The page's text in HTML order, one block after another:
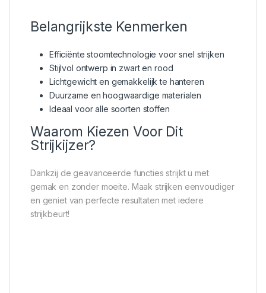
Belangrijkste Kenmerken
Efficiënte stoomtechnologie voor snel strijken
Stijlvol ontwerp in zwart en rood
Lichtgewicht en gemakkelijk te hanteren
Duurzame en hoogwaardige materialen
Ideaal voor alle soorten stoffen
Waarom Kiezen Voor Dit
Strijkijzer?
Dankzij de geavanceerde functies strijkt u met
gemak en zonder moeite. Maak strijken eenvoudiger
en geniet van perfecte resultaten met iedere
strijkbeurt!